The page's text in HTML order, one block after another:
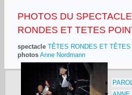
PHOTOS DU
RONDES ET TETES
spectacle TÊTES RONDES ET TÊTES
photos Anne Nordmann